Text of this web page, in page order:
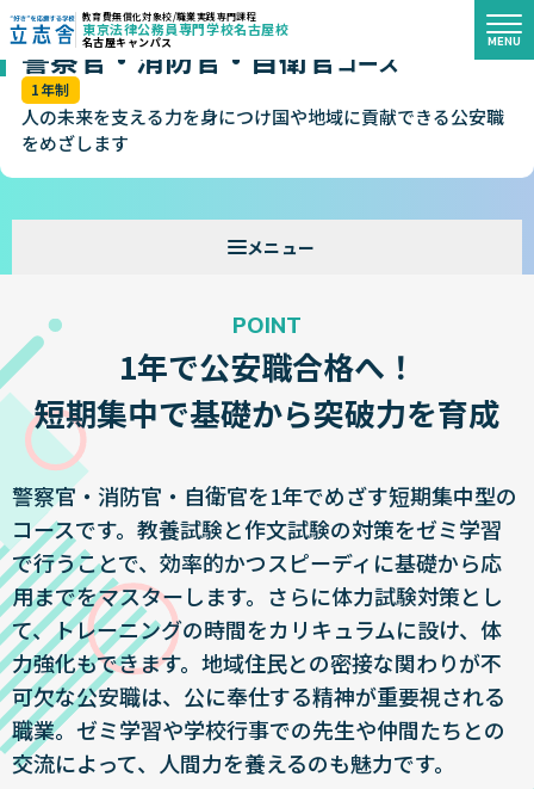
"好き"を応援する学校 立志舎
教育費無償化対象校/職業実践専門課程
東京法律公務員専門学校名古屋校
名古屋キャンパス MENU
警察官・消防官・自衛官 コース
1年制
人の未来を支える力を身につけ国や地域に貢献できる公安職
をめざします
1年で公安職合格へ！
短期集中で基礎から突破力を育成
POINT
警察官・消防官・自衛官を1年でめざす短期集中型の
コースです。教養試験と作文試験の対策をゼミ学習
で行うことで、効率的かつスピーディに基礎から応
用までをマスターします。さらに体力試験対策とし
て、トレーニングの時間をカリキュラムに設け、体
力強化もできます。地域住民との密接な関わりが不
可欠な公安職は、公に奉仕する精神が重要視される
職業。ゼミ学習や学校行事での先生や仲間たちとの
交流によって、人間力を養えるのも魅力です。